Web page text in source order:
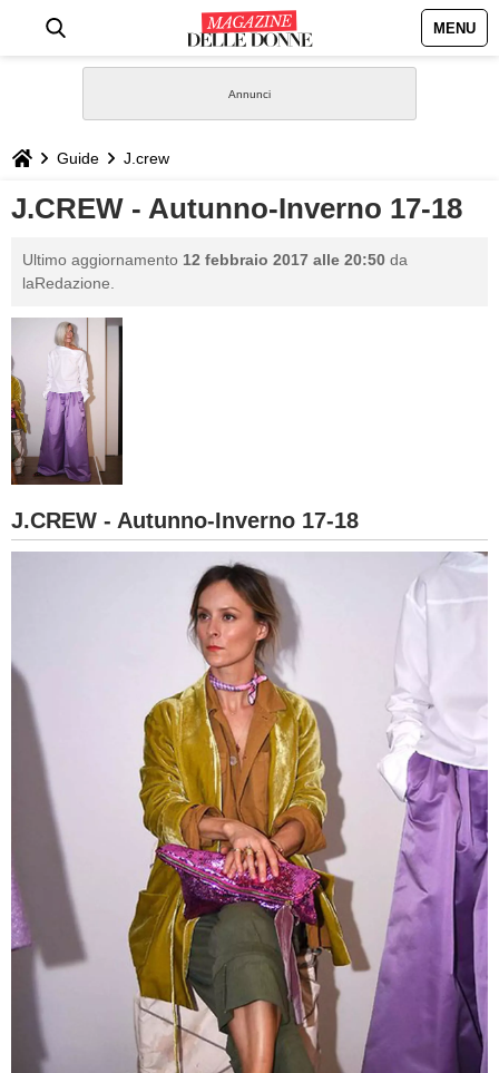
MENU
STILE
BIOGRAFIE
GASTRONOMIA
CAPELLI
SESSO
BAMBINO
FORUM
Guide J.crew
J.CREW - Autunno-Inverno 17-18
Ultimo aggiornamento 12 febbraio 2017 alle 20:50 da
laRedazione.
J.CREW - Autunno-Inverno 17-18